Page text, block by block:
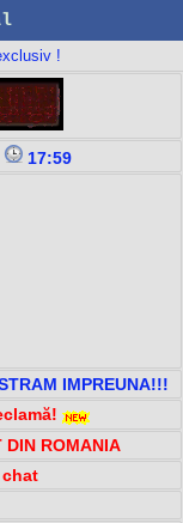
!
17:59
IMPREUNA!!!
DIN ROMANIA